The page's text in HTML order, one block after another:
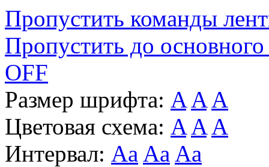
Пропустить команды
Пропустить до основного
OFF
Размер шрифта: A A A
Цветовая схема: A A A
Интервал: Aa Aa Aa